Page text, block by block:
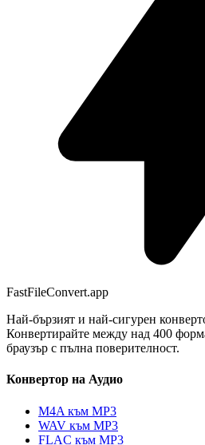
FastFileConvert.app
Най-бързият и най-сигурен
Конвертирайте между над 400
браузър с пълна поверителност.
Конвертор на Аудио
M4A към MP3
WAV към MP3
FLAC към MP3